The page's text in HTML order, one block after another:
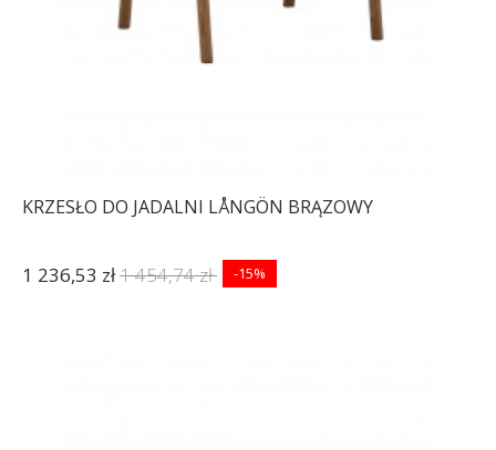
KRZESŁO DO JADALNI LÅNGÖN BRĄZOWY
1 236,53 zł1 454,74 zł -15%